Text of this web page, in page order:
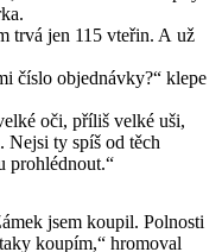
trvá jen 115 vteřin. A už
číslo objednávky?“ klepe
oči, příliš velké uši,
Nejsi ty spíš od těch
prohlédnout.“
jsem koupil. Polnosti
koupím,“ hromoval